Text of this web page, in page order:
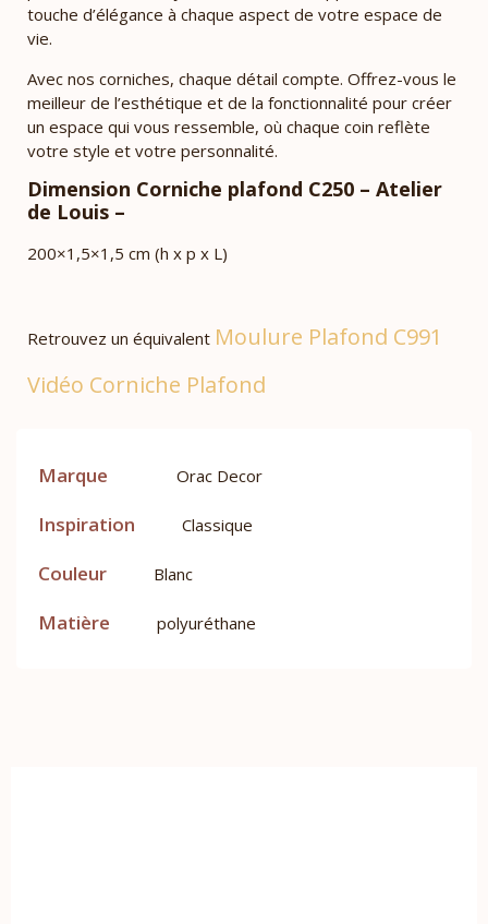
touche d’élégance à chaque aspect de votre espace de
vie.
Avec nos corniches, chaque détail compte. Offrez-vous le
meilleur de l’esthétique et de la fonctionnalité pour créer
un espace qui vous ressemble, où chaque coin reflète
votre style et votre personnalité.
Dimension Corniche plafond C250 – Atelier
de Louis –
200×1,5×1,5 cm (h x p x L)
Retrouvez un équivalent Moulure Plafond C991
Vidéo Corniche Plafond
Marque Orac Decor
Inspiration Classique
Couleur Blanc
Matière polyuréthane